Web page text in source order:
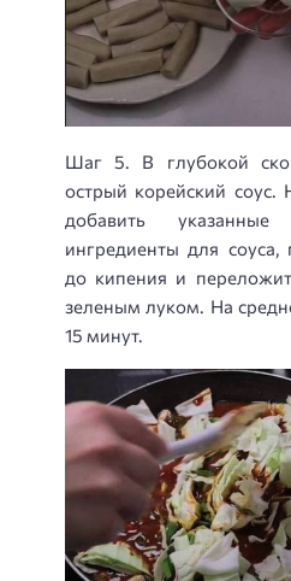
Шаг 5. В глубокой
острый корейский
добавить
ингредиенты для соуса,
до кипения и
зеленым луком. На
15 минут.